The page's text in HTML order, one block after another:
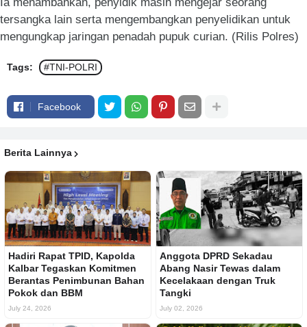
tersangka lain serta mengembangkan penyelidikan untuk
mengungkap jaringan penadah pupuk curian. (Rilis Polres)
Tags: #TNI-POLRI
Facebook
Berita Lainnya
Hadiri Rapat TPID, Kapolda
Kalbar Tegaskan Komitmen
Berantas Penimbunan Bahan
Pokok dan BBM
July 24, 2026
Anggota DPRD Sekadau
Abang Nasir Tewas dalam
Kecelakaan dengan Truk
Tangki
July 02, 2026